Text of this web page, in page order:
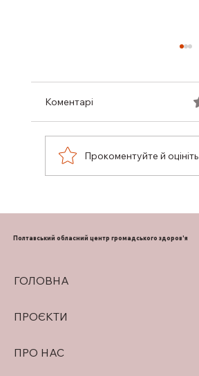
Коментарі
Прокоментуйте й оцініть
ГОЛОВНА
ПРОЄКТИ
ПРО НАС
Полтавський обласний центр громадського здоров'я